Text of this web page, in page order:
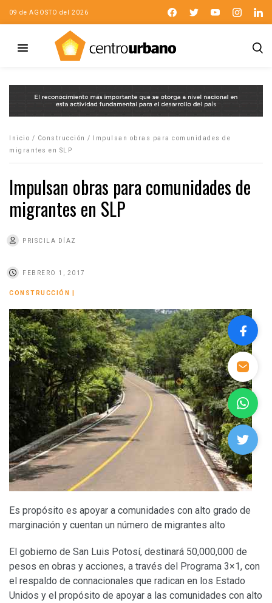
09 de AGOSTO del 2026
Inicio / Construcción /
Impulsan obras para comunidades de
migrantes en SLP
Impulsan obras para comunidades de
migrantes en SLP
PRISCILA DÍAZ
FEBRERO 1, 2017
CONSTRUCCIÓN
Es propósito es apoyar a comunidades con alto grado de
marginación y cuentan un número de migrantes alto
El gobierno de San Luis Potosí, destinará 50,000,000 de
pesos en obras y acciones, a través del Programa 3×1, con
el respaldo de connacionales que radican en los Estado
Unidos y el propósito de apoyar a las comunidades con alto